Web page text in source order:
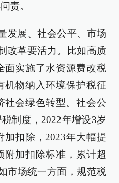
责。
发展、社会公平、市场
改革要活力。比如高质
面实施了水资源费改税
机物纳入环境保护税征
社会绿色转型。社会公
制度，2022年增设3岁
加扣除，2023年大幅提
附加扣除标准，累计超
市场统一方面，规范税